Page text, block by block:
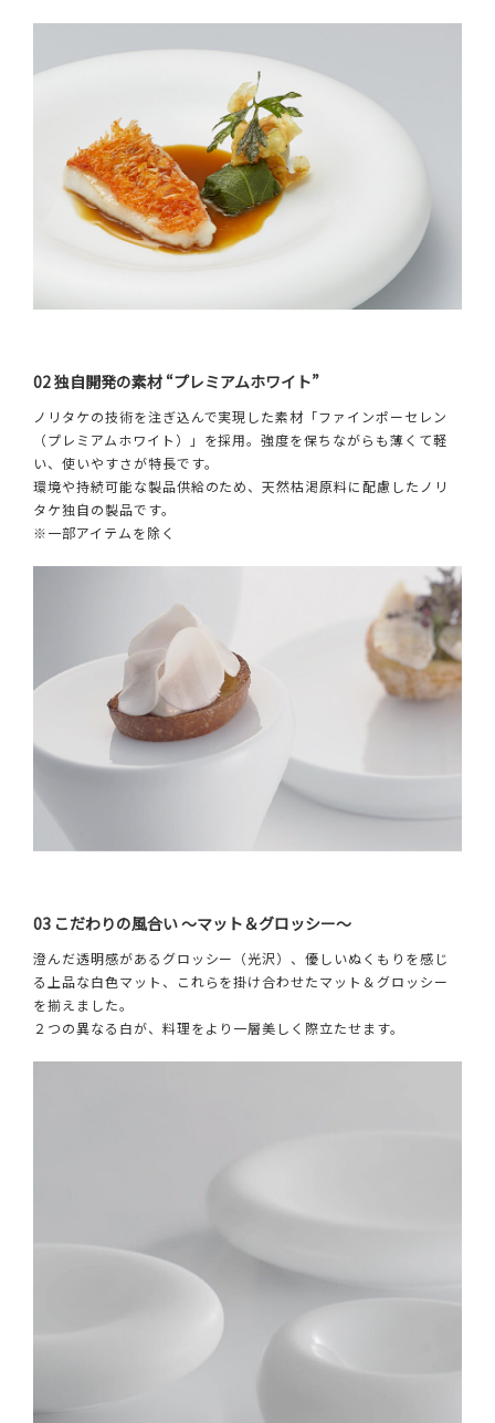
02 独自開発の素材 “プレミアムホワイト”
ノリタケの技術を注ぎ込んで実現した素材「ファインポーセレン
（プレミアムホワイト）」を採用。強度を保ちながらも薄くて軽
い、使いやすさが特長です。
環境や持続可能な製品供給のため、天然枯渇原料に配慮したノリ
タケ独自の製品です。
※一部アイテムを除く
03 こだわりの風合い ～マット＆グロッシー～
澄んだ透明感があるグロッシー（光沢）、優しいぬくもりを感じ
る上品な白色マット、これらを掛け合わせたマット＆グロッシー
を揃えました。
２つの異なる白が、料理をより一層美しく際立たせます。